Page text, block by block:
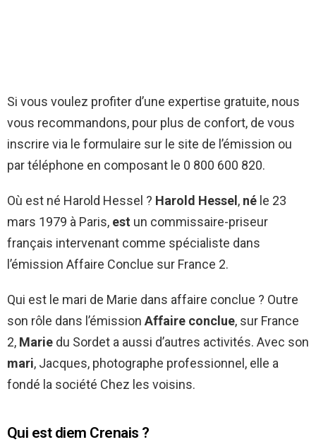
Si vous voulez profiter d’une expertise gratuite, nous
vous recommandons, pour plus de confort, de vous
inscrire via le formulaire sur le site de l’émission ou
par téléphone en composant le 0 800 600 820.
Où est né Harold Hessel ? Harold Hessel , né le 23
mars 1979 à Paris, est un commissaire-priseur
français intervenant comme spécialiste dans
l’émission Affaire Conclue sur France 2.
Qui est le mari de Marie dans affaire conclue ? Outre
son rôle dans l’émission Affaire conclue, sur France
2, Marie du Sordet a aussi d’autres activités. Avec son
mari, Jacques, photographe professionnel, elle a
fondé la société Chez les voisins.
Qui est diem Crenais ?